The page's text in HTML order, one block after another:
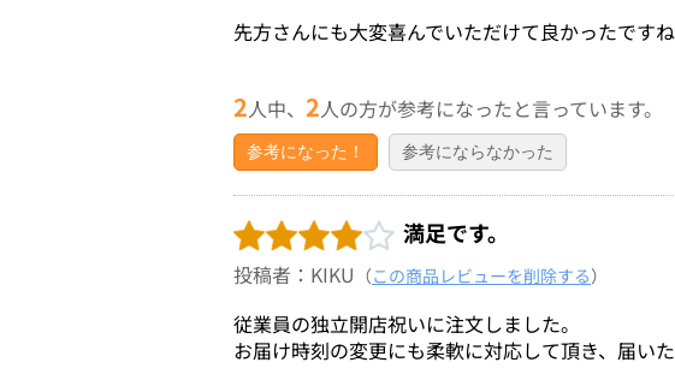
先方さんにも大変喜んでいただけて良かったですね
2人中、 2人の方が参考になったと言っています。
参考になった！ 参考にならなかった
満足です。
投稿者：KIKU （この商品レビューを削除する）
従業員の独立開店祝いに注文しました。
お届け時刻の変更にも柔軟に対応して頂き、届い